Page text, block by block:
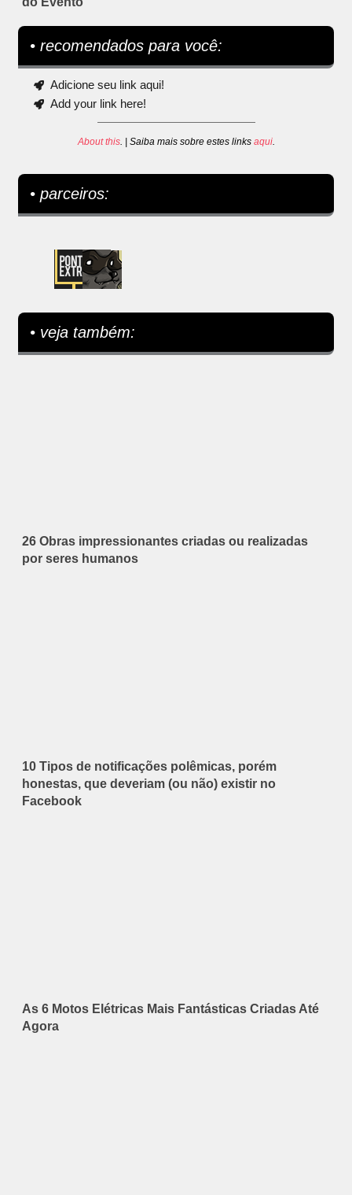
• recomendados para você:
Adicione seu link aqui!
Add your link here!
About this. | Saiba mais sobre estes links aqui.
• parceiros:
• veja também:
26 Obras impressionantes criadas ou realizadas
por seres humanos
10 Tipos de notificações polêmicas, porém
honestas, que deveriam (ou não) existir no
Facebook
As 6 Motos Elétricas Mais Fantásticas Criadas Até
Agora